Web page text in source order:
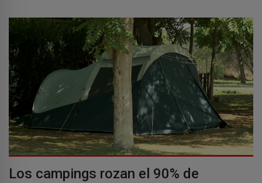
Los campings rozan el 90% de